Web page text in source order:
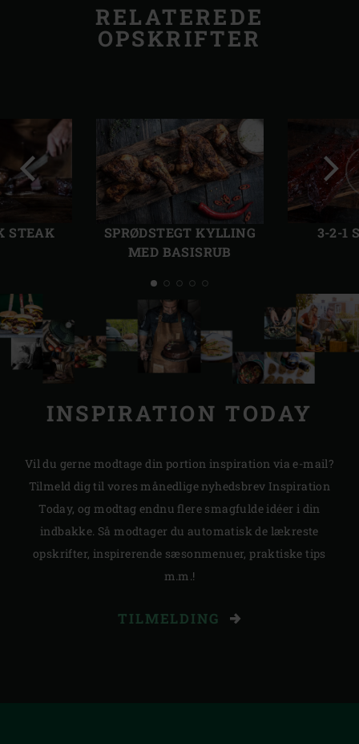
RELATEREDE
OPSKRIFTER
STEAK
SPRØDSTEGT KYLLING
MED BASISRUB
3-2-1
INSPIRATION TODAY
Vil du gerne modtage din portion inspiration via e-mail?
Tilmeld dig til vores månedlige nyhedsbrev Inspiration
Today, og modtag endnu flere smagfulde idéer i din
indbakke. Så modtager du automatisk de lækreste
opskrifter, inspirerende sæsonmenuer, praktiske tips
m.m.!
TILMELDING